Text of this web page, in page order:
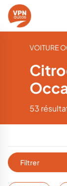
VOITURE
53
Filtrer